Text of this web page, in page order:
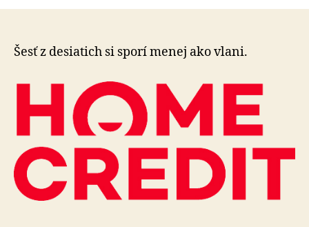
Šesť z desiatich si sporí menej ako vlani.